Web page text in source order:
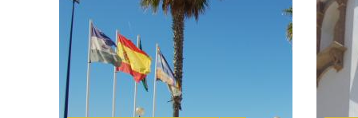
Este sendero está enclavado en un entorno
privilegiado del litoral occidental de la provincia de
Huelva, en plena Costa de la Luz. El...
Eine